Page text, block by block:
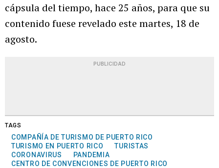
cápsula del tiempo, hace 25 años, para que su
contenido fuese revelado este martes, 18 de
agosto.
PUBLICIDAD
TAGS
COMPAÑÍA DE TURISMO DE PUERTO RICO
TURISMO EN PUERTO RICO
TURISTAS
CORONAVIRUS
PANDEMIA
CENTRO DE CONVENCIONES DE PUERTO RICO